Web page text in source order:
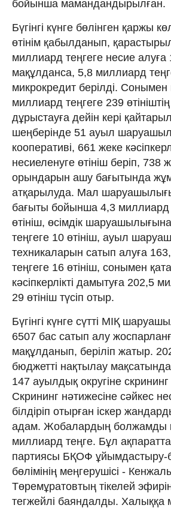
бойынша мамандандырылған.
Бүгінгі күнге бөлінген қаржы
өтінім қабылданып,
миллиард теңгеге несие алуға
мақұлданса, 5,8 миллиард
микрокредит берілді. Сонымен
миллиард теңгеге 239
дұрыстауға дейін кері
шеңберінде 51 ауыл
кооперативі, 661 жеке
несиеленуге өтініш беріп, 738
орындарын ашу бағытында
атқарылуда. Мал
бағыты бойынша 4,3 миллиард
өтініш, өсімдік
теңгеге 10 өтініш, ауыл
техникаларын сатып алуға
теңгеге 16 өтініш, сонымен
кәсіпкерлікті дамытуға 202,5
29 өтініш түсіп отыр.
Бүгінгі күнге сүтті МІҚ
6507 бас сатып алу
мақұлданып, беріліп жатыр.
бюджетті нақтылау
147 ауылдық округіне скрининг
Скрининг нәтижесіне сәйкес
білдіріп отырған іскер
адам. Жобалардың болжамды
миллиард теңге. Бұл
партиясы БҚОФ ұйымдастыру-
бөлімінің меңгерушісі -
Төремұратовтың тікелей
тегжейлі баяндалды. Халыққа